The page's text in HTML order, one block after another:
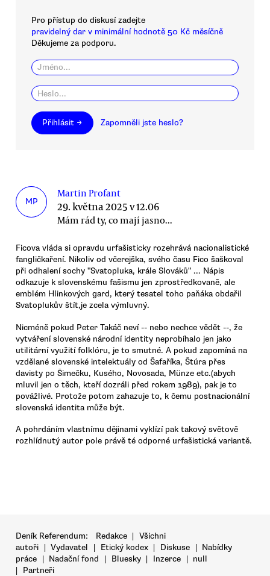
Pro přístup do diskusí zadejte
pravidelný dar v minimální hodnotě 50 Kč měsíčně
Děkujeme za podporu.
Přihlásit → Zapomněli jste heslo?
MP
Martin Profant
29. května 2025 v 12.06
Mám rád ty, co mají jasno...
Ficova vláda si opravdu urfašisticky rozehrává nacionalistické
fangličkaření. Nikoliv od včerejška, svého času Fico šaškoval
při odhalení sochy "Svatopluka, krále Slováků" ... Nápis
odkazuje k slovenskému fašismu jen zprostředkovaně, ale
emblém Hlinkových gard, který tesatel toho paňáka obdařil
Svatoplukův štít,je zcela výmluvný.
Nicméně pokud Peter Takáč neví -- nebo nechce vědět --, že
vytváření slovenské národní identity neprobíhalo jen jako
utilitární využití folklóru, je to smutné. A pokud zapomíná na
vzdělané slovenské intelektuály od Šafaříka, Štúra přes
davisty po Šimečku, Kusého, Novosada, Münze etc.(abych
mluvil jen o těch, kteří dozráli před rokem 1989), pak je to
povážlivé. Protože potom zahazuje to, k čemu postnacionální
slovenská identita může být.
A pohrdáním vlastnímu dějinami vyklízí pak takový světově
rozhlídnutý autor pole právě té odporné urfašistická variantě.
Deník Referendum: Redakce | Všichni
autoři | Vydavatel | Etický kodex | Diskuse | Nabídky
práce | Nadační fond | Bluesky | Inzerce | null
|
Partneři